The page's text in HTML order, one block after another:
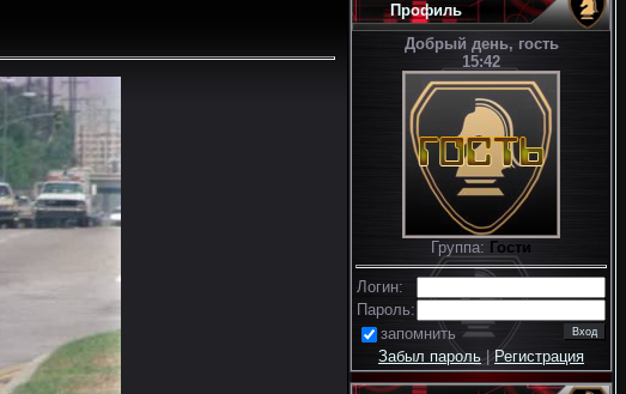
Профиль
Добрый день, гость
15:42
Группа: Гости
Логин:
Пароль:
запомнить
Забыл пароль|Регистрация